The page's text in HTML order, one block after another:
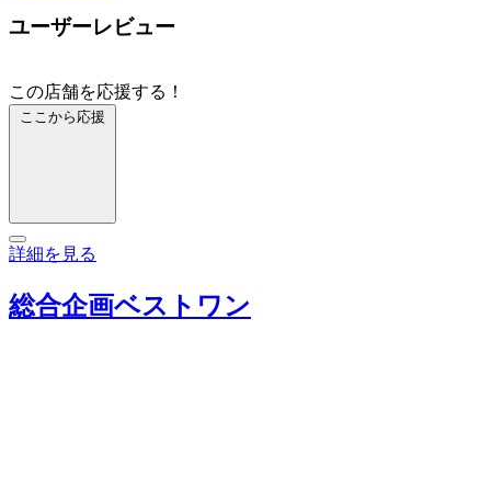
ユーザーレビュー
この店舗を応援する！
ここから応援
詳細を見る
総合企画ベストワン